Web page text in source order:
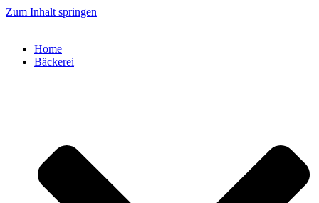
Zum Inhalt springen
Home
Bäckerei